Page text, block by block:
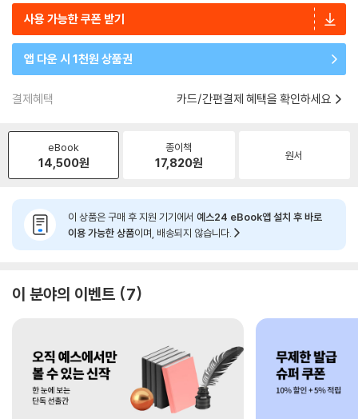
사용 가능한 쿠폰 받기
앱 다운 시 1천원 상품권
결제혜택 카드/간편결제 혜택을 확인하세요
eBook
14,500원
종이책
17,820원 원서
이 상품은 구매 후 지원 기기에서 예스24 eBook앱 설치 후 바로
이용 가능한 상품이며, 배송되지 않습니다.
이 분야의 이벤트 7